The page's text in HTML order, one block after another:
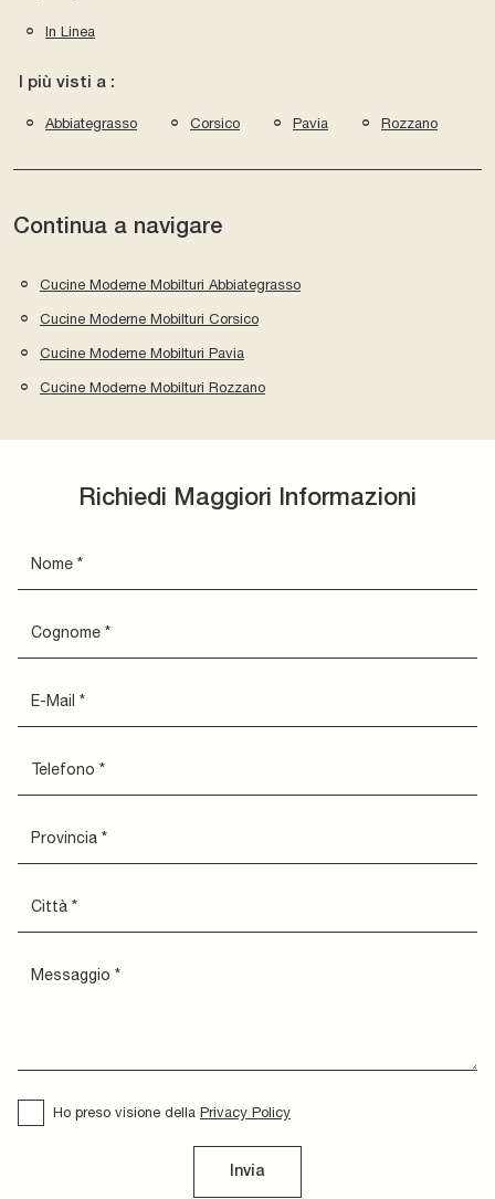
In Linea
I più visti a :
Abbiategrasso Corsico Pavia Rozzano
Continua a navigare
Cucine Moderne Mobilturi Abbiategrasso
Cucine Moderne Mobilturi Corsico
Cucine Moderne Mobilturi Pavia
Cucine Moderne Mobilturi Rozzano
Richiedi Maggiori Informazioni
Ho preso visione della Privacy Policy
Invia